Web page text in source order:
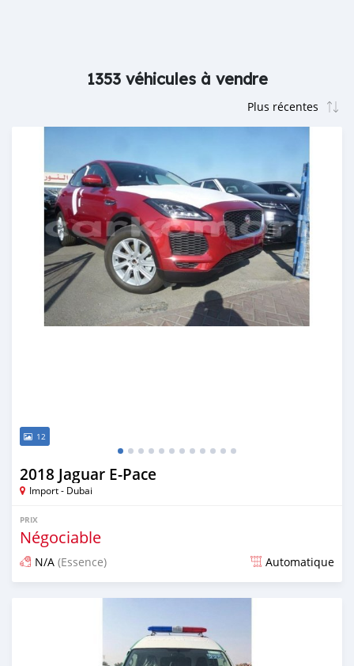
1353 véhicules à vendre
12
2018 Jaguar E-Pace
Import - Dubai
PRIX
Négociable
N/A (Essence) Automatique
Publié il y a presque 7 ans